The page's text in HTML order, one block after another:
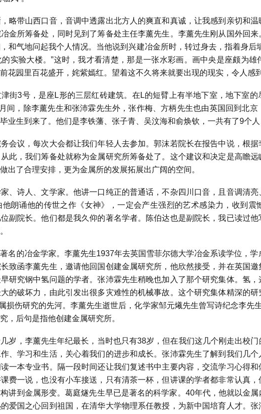
带山西口音，音调中透露出北方人的爽直和真诚，让我感到亲切和温
金所筹备处，同时见到了筹备处主任李薰先生。李薰先生刚从国外回来
和气地问起我个人情况。当他说到兴建冶金所时，转过身去，指着身后
实验大楼。”这时，我才看清楚，那是一张水彩画。画中央是座颇为
花园里百花盛开，姹紫嫣红。望着这不久将来就要出现的现实，令人感
街3号，是座 L形的三层红砖建筑。在 L的短臂上有半地下室，地下室
间，除李薰先生和张沛霖先生外，张作梅、方柄先生也由英国回到北
业生到来了。他们是李铁藩、张子青、吴汶海和俞焕钦，一共有了9个人
议，每次大会都让我们年轻人去参加。郭沫若院长在报告中说，根据
此，我们筹备处就称为金属研究所筹备处了。这个建议和决定是高瞻
出了合理安排，更为金属所的发展拓展出广阔的空间。
诗人、文学家。他讲一口纯正的普通话，不杂四川口音，且音调清亮
朗诵他的传世之作《女神》，一定会产生强烈的艺术感染力，收到震
副院长。他们都是我久仰的著名学者。陈伯达也是副院长，我已读过他
的冶金学家。李薰先生1937年去英国雪菲尔德大学冶金系读学位，
致函李薰先生，邀请他回国创建金属研究所，他欣然接受，并在英国
研究钢中氢问题的学者。张沛霖先生稍晚也加入了那个研究集体。氢，
的破坏力，由此引发出很多灾难性的机械事故。这个研究集体精深的
损伤研究的先河。李薰先生逝世后，化学家邹元爔先生曾写诗纪念李先
，后句是指他创建金属研究所。
，李薰先生年纪最长，当时也只有38岁，但在我们这几个刚走出校
、学习和生活，关心着我们的进步和成长。张沛霖先生了解到我们几
一本专业书。隔一段时间还让我们复述书中主要内容，交流学习心得
费一说，也没有小车接送，只有清茶一杯，但讲课的学者都非常认真
讲到金属形变。葛庭燧先生早已是著名的科学家。 40年代，他就以金属
爱国之心回到祖国，在清华大学物理系任教授，为新中国培育人才。